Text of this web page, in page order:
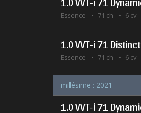
1.0 VVT-i 71
Essence 71 ch 6 cv
1.0 VVT-i 71
Essence 71 ch 6 cv
millésime : 2021
1.0 VVT-i 71